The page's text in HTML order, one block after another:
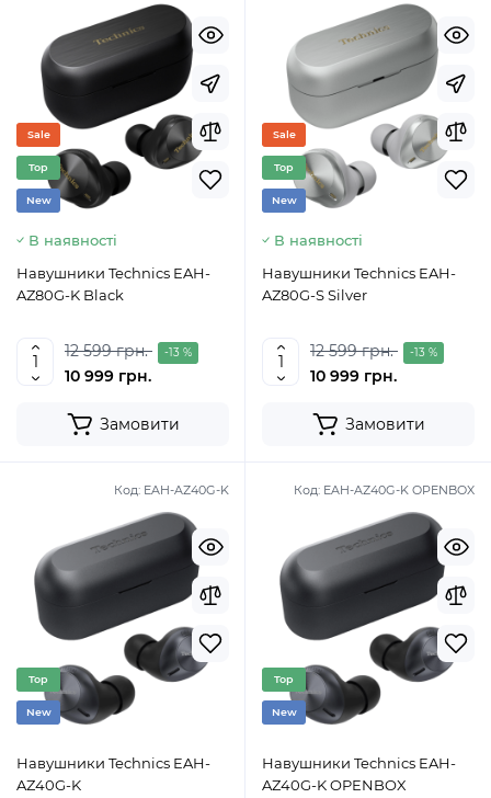
Sale
Top
New
В наявності
Навушники Technics EAH-
AZ80G-K Black
12 599 грн. -13 %
10 999 грн.
Замовити
Sale
Top
New
В наявності
Навушники Technics EAH-
AZ80G-S Silver
12 599 грн. -13 %
10 999 грн.
Замовити
Код: EAH-AZ40G-K
Top
New
Навушники Technics EAH-
AZ40G-K
Код: EAH-AZ40G-K OPENBOX
Top
New
Навушники Technics EAH-
AZ40G-K OPENBOX